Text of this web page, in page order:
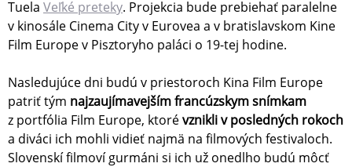
Tuela Veľké preteky. Projekcia bude prebiehať paralelne
v kinosále Cinema City v Eurovea a v bratislavskom Kine
Film Europe v Pisztoryho paláci o 19-tej hodine.
Nasledujúce dni budú v priestoroch Kina Film Europe
patriť tým najzaujímavejším francúzskym snímkam
z portfólia Film Europe, ktorévznikli v posledných rokoch
a diváci ich mohli vidieť najmä na filmových festivaloch.
Slovenskí filmoví gurmáni si ich už onedlho budú môcť